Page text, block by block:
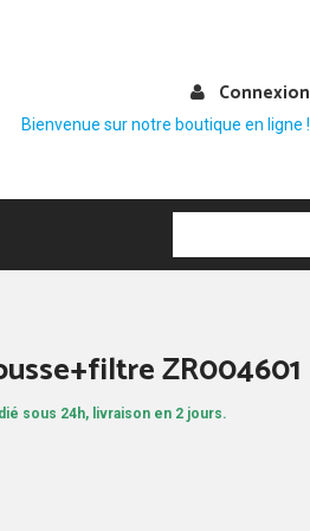
Connexion
Bienvenue sur notre boutique en ligne !
ZR004601
sous 24h, livraison en 2 jours.